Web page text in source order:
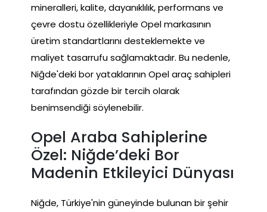
mineralleri, kalite, dayanıklılık, performans ve
çevre dostu özellikleriyle Opel markasının
üretim standartlarını desteklemekte ve
maliyet tasarrufu sağlamaktadır. Bu nedenle,
Niğde'deki bor yataklarının Opel araç sahipleri
tarafından gözde bir tercih olarak
benimsendiği söylenebilir.
Opel Araba Sahiplerine
Özel: Niğde’deki Bor
Madenin Etkileyici Dünyası
Niğde, Türkiye'nin güneyinde bulunan bir şehir